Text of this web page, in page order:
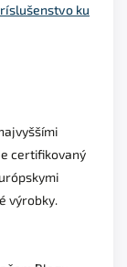
ku
certifikovaný
výrobky.